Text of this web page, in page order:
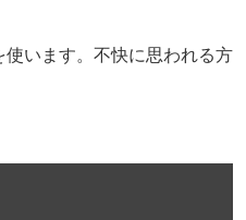
います。不快に思われる方